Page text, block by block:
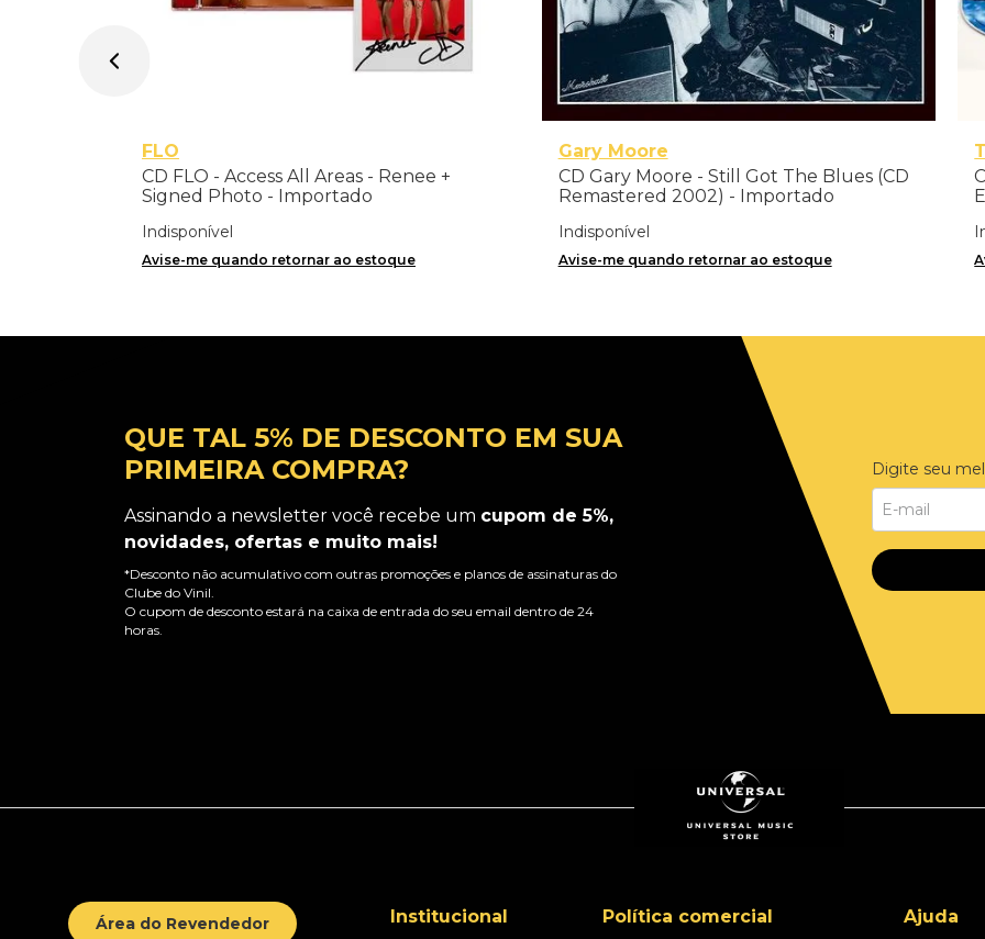
FLO
CD FLO - Access All Areas - Renee +
Signed Photo - Importado
Indisponível
Avise-me quando retornar ao estoque
Gary Moore
CD Gary Moore - Still Got The Blues (CD
Remastered 2002) - Importado
Indisponível
Avise-me quando retornar ao estoque
QUE TAL 5% DE DESCONTO EM SUA
PRIMEIRA COMPRA?
Assinando a newsletter você recebe um cupom de 5%,
novidades, ofertas e muito mais!
*Desconto não acumulativo com outras promoções e planos de assinaturas do
Clube do Vinil.
O cupom de desconto estará na caixa de entrada do seu email dentro de 24
horas.
Digite seu
Área do Revendedor Institucional Política comercial Ajuda